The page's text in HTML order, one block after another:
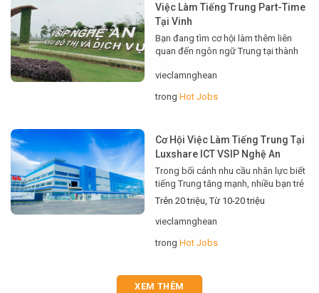
Việc Làm Tiếng Trung Part-Time
Tại Vinh
Bạn đang tìm cơ hội làm thêm liên
quan đến ngôn ngữ Trung tại thành
biến, vốn và kỹ năng cần có, mức
thực tế giúp bạn nhanh tìm việc. Nếu
vieclamnghean
trongHot Jobs
Cơ Hội Việc Làm Tiếng Trung Tại
Luxshare ICT VSIP Nghệ An
Trong bối cảnh nhu cầu nhân lực biết
tiếng Trung tăng mạnh, nhiều bạn trẻ
ở Nghệ An đang quan tâm đến cơ hội
tại các nhà máy lớn. Phân tích chi tiết
về môi trường và các vị trí tuyển
phúc lợi và cách ứng tuyển để…
Trên 20 triệu, Từ 10-20 triệu
vieclamnghean
trongHot Jobs
XEM THÊM